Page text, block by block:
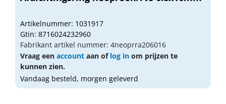
Artikelnummer: 1031917
Gtin: 8716024232960
Fabrikant artikel nummer: 4neoprra206016
Vraag een account aan of log in om prijzen te
kunnen zien.
Vandaag besteld, morgen geleverd